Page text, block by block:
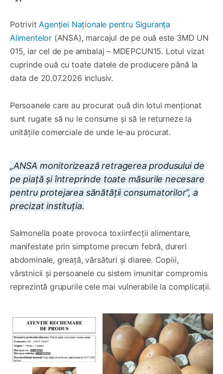
Potrivit Agenției Naționale pentru Siguranța
Alimentelor (ANSA), marcajul de pe ouă este 3MD UN
015, iar cel de pe ambalaj – MDEPCUN15. Lotul vizat
cuprinde ouă cu toate datele de producere până la
data de 20.07.2026 inclusiv.
Persoanele care au procurat ouă din lotul menționat
sunt rugate să nu le consume și să le returneze la
unitățile comerciale de unde le-au procurat.
„ANSA monitorizează retragerea produsului de
pe piață și întreprinde toate măsurile necesare
pentru protejarea sănătății consumatorilor”, a
precizat instituția.
Salmonella poate provoca toxiinfecții alimentare,
manifestate prin simptome precum febră, dureri
abdominale, greață, vărsături și diaree. Copiii,
vârstnicii și persoanele cu sistem imunitar compromis
reprezintă grupurile cele mai vulnerabile la complicații.